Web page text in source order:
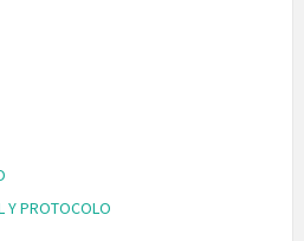
Y PROTOCOLO